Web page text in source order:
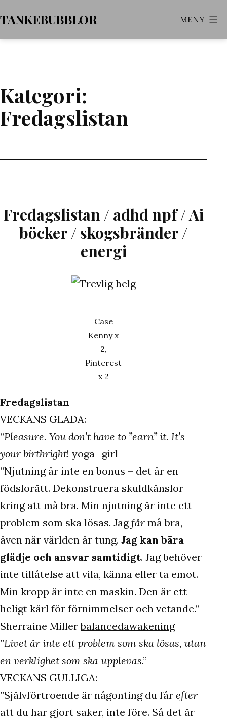
till
innehåll
TANKEBUBBLOR MENY
Kategori:
Fredagslistan
Fredagslistan / adhd npf / Ai
böcker / skogsbränder /
energi
Case
Kenny x
2,
Pinterest
x 2
Fredagslistan
VECKANS GLADA:
”Pleasure. You don’t have to ”earn” it. It’s
your birthright! yoga_girl
”Njutning är inte en bonus – det är en
födslorätt. Dekonstruera skuldkänslor
kring att må bra. Min njutning är inte ett
problem som ska lösas. Jagfår må bra,
även när världen är tung. Jag kan bära
glädje och ansvar samtidigt. Jag behöver
inte tillåtelse att vila, känna eller ta emot.
Min kropp är inte en maskin. Den är ett
heligt kärl för förnimmelser och vetande.”
Sherraine Millerbalancedawakening
”Livet är inte ett problem som ska lösas, utan
en verklighet som ska upplevas.”
VECKANS GULLIGA:
”Självförtroende är någonting du får efter
att du har gjort saker, inte före. Så det är